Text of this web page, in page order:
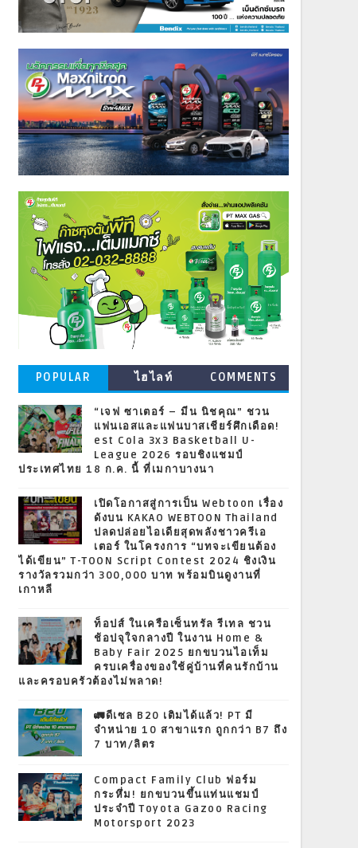
POPULAR ไฮไลท์ COMMENTS
“เจฟ ซาเตอร์ – มีน นิชคุณ” ชวน
แฟนเอสและแฟนบาสเชียร์ศึกเดือด!
est Cola 3x3 Basketball U-
League 2026 รอบชิงแชมป์
ประเทศไทย 18 ก.ค. นี้ ที่เมกาบางนา
เปิดโอกาสสู่การเป็น Webtoon เรื่อง
ดังบน KAKAO WEBTOON Thailand
ปลดปล่อยไอเดียสุดพลังชาวครีเอ
เตอร์ ในโครงการ “บทจะเขียนต้อง
ได้เขียน” T-TOON Script Contest 2024 ชิงเงิน
รางวัลรวมกว่า 300,000 บาท พร้อมบินดูงานที่
เกาหลี
ท็อปส์ ในเครือเซ็นทรัล รีเทล ชวน
ช้อปจุใจกลางปี ในงาน Home &
Baby Fair 2025 ยกขบวนไอเท็ม
ครบเครื่องของใช้คู่บ้านที่คนรักบ้าน
และครอบครัวต้องไม่พลาด!
🚛ดีเซล B20 เติมได้แล้ว! PT มี
จำหน่าย 10 สาขาแรก ถูกกว่า B7 ถึง
7 บาท/ลิตร
Compact Family Club ฟอร์ม
กระหึ่ม! ยกขบวนขึ้นแท่นแชมป์
ประจำปี Toyota Gazoo Racing
Motorsport 2023